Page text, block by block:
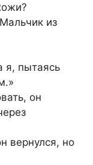
из
я, пытаясь
он
вернулся, но